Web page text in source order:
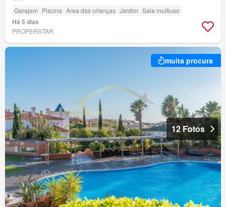
Garajem Piscina Área das crianças Jardim Sala multiuso
Há 5 dias
PROPERSTAR
muita procura
12 Fotos